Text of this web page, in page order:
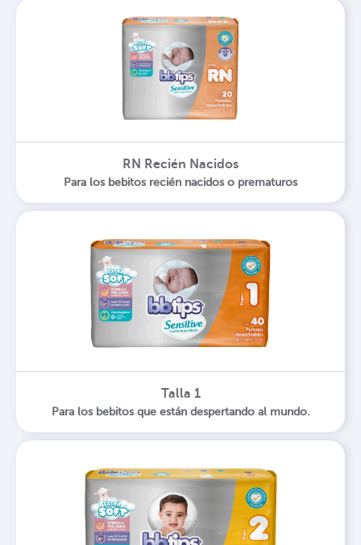
RN Recién Nacidos
Para los bebitos recién nacidos o prematuros
Talla 1
Para los bebitos que están despertando al mundo.